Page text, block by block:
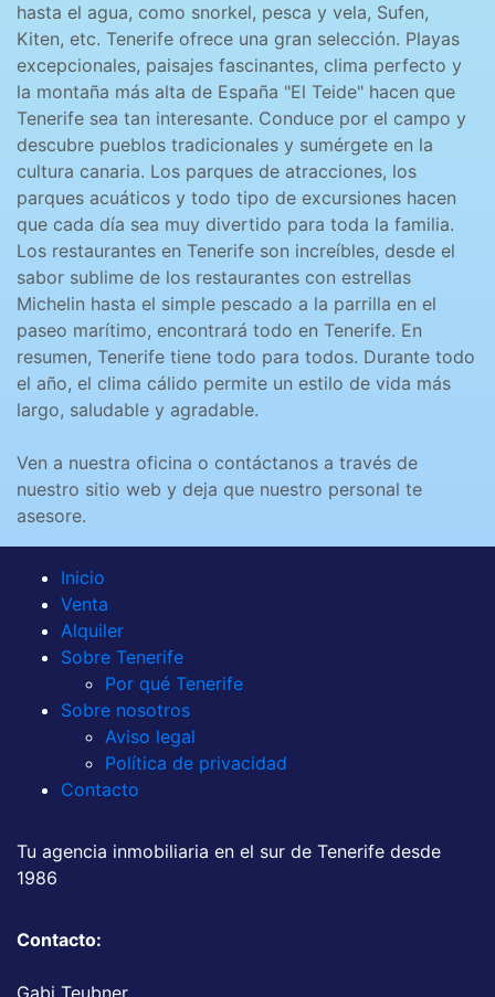
hasta el agua, como snorkel, pesca y vela, Sufen,
Kiten, etc. Tenerife ofrece una gran selección. Playas
excepcionales, paisajes fascinantes, clima perfecto y
la montaña más alta de España "El Teide" hacen que
Tenerife sea tan interesante. Conduce por el campo y
descubre pueblos tradicionales y sumérgete en la
cultura canaria. Los parques de atracciones, los
parques acuáticos y todo tipo de excursiones hacen
que cada día sea muy divertido para toda la familia.
Los restaurantes en Tenerife son increíbles, desde el
sabor sublime de los restaurantes con estrellas
Michelin hasta el simple pescado a la parrilla en el
paseo marítimo, encontrará todo en Tenerife. En
resumen, Tenerife tiene todo para todos. Durante todo
el año, el clima cálido permite un estilo de vida más
largo, saludable y agradable.
Ven a nuestra oficina o contáctanos a través de
nuestro sitio web y deja que nuestro personal te
asesore.
Inicio
Venta
Alquiler
Sobre Tenerife
Por qué Tenerife
Sobre nosotros
Aviso legal
Política de privacidad
Contacto
Tu agencia inmobiliaria en el sur de Tenerife desde
1986
Contacto:
Gabi Teubner